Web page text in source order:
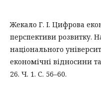
Жекало Г. І. Цифрова
перспективи розвитку.
національного
економічні відносини
26. Ч. 1. С. 56–60.